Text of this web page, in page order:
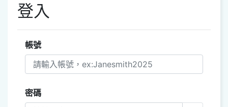
登入
帳號
密碼